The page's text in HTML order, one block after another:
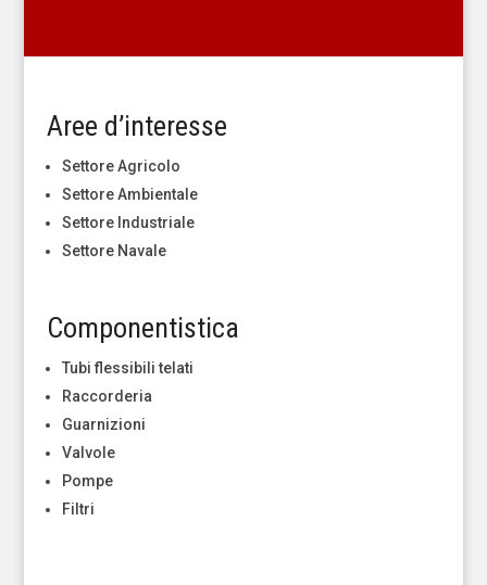
Aree d’interesse
Settore Agricolo
Settore Ambientale
Settore Industriale
Settore Navale
Componentistica
Tubi flessibili telati
Raccorderia
Guarnizioni
Valvole
Pompe
Filtri